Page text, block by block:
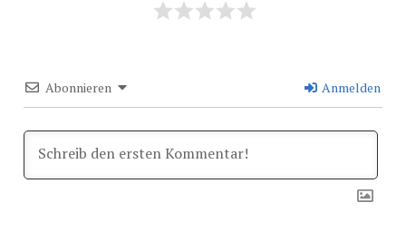
Abonnieren Anmelden